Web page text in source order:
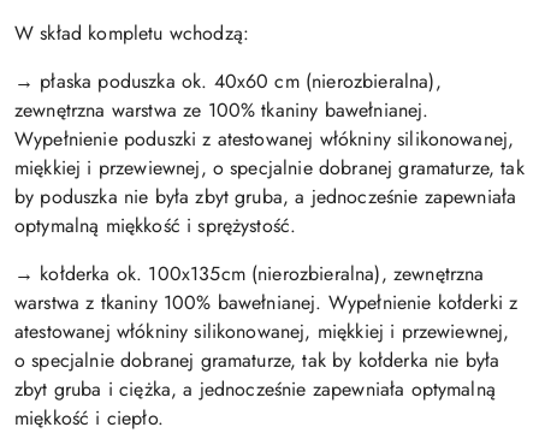
W skład kompletu wchodzą:
→ płaska poduszka ok. 40x60 cm (nierozbieralna),
zewnętrzna warstwa ze 100% tkaniny bawełnianej.
Wypełnienie poduszki z atestowanej włókniny silikonowanej,
miękkiej i przewiewnej, o specjalnie dobranej gramaturze, tak
by poduszka nie była zbyt gruba, a jednocześnie zapewniała
optymalną miękkość i sprężystość.
→ kołderka ok. 100x135cm (nierozbieralna), zewnętrzna
warstwa z tkaniny 100% bawełnianej. Wypełnienie kołderki z
atestowanej włókniny silikonowanej, miękkiej i przewiewnej,
o specjalnie dobranej gramaturze, tak by kołderka nie była
zbyt gruba i ciężka, a jednocześnie zapewniała optymalną
miękkość i ciepło.